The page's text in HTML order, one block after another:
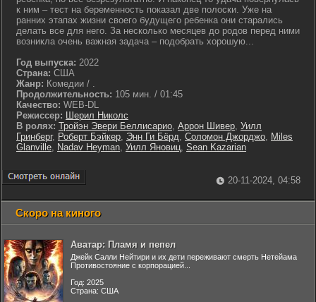
к ним – тест на беременность показал две полоски. Уже на
ранних этапах жизни своего будущего ребенка они старались
делать все для него. За несколько месяцев до родов перед ними
возникла очень важная задача – подобрать хорошую...
Год выпуска: 2022
Страна: США
Жанр: Комедии / .
Продолжительность: 105 мин. / 01:45
Качество: WEB-DL
Режиссер: Шерил Николс
В ролях: Тройэн Эвери Беллисарио, Аррон Шивер, Уилл
Гринберг, Роберт Бэйкер, Энн Ги Бёрд, Соломон Джорджо, Miles
Glanville, Nadav Heyman, Уилл Яновиц, Sean Kazarian
20-11-2024, 04:58
Скоро на киного
Аватар: Пламя и пепел
Джейк Салли Нейтири и их дети переживают смерть Нетейама
Противостояние с корпорацией...
Год: 2025
Страна: США